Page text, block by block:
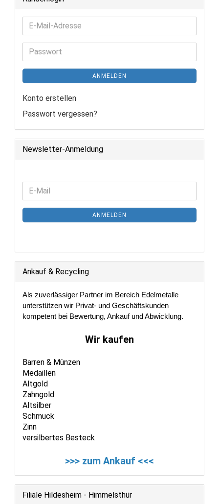
E-
Mail-
Adresse
Passwort
ANMELDEN
Konto erstellen
Passwort vergessen?
Newsletter-Anmeldung
WEITER
NEWSLETTER-
ANMELDUNG
E-
Mail
ANMELDEN
Ankauf & Recycling
Als zuverlässiger Partner im Bereich Edelmetalle
unterstützen wir Privat- und Geschäftskunden
kompetent bei Bewertung, Ankauf und Abwicklung.
Wir kaufen
Barren & Münzen
Medaillen
Altgold
Zahngold
Altsilber
Schmuck
Zinn
versilbertes Besteck
>>> zum Ankauf <<<
Filiale Hildesheim - Himmelsthür